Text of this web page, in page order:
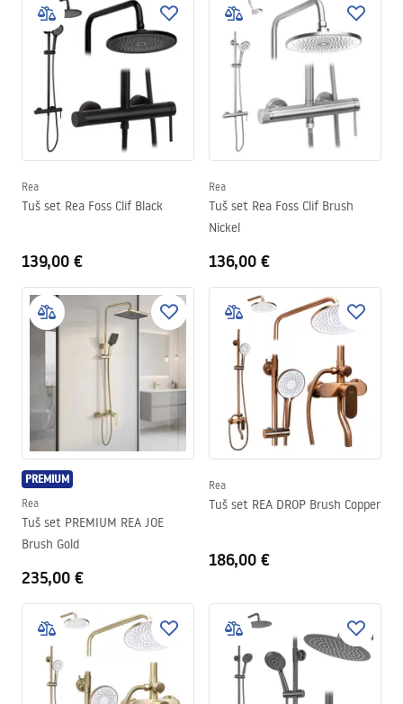
Rea
Tuš set Rea Foss Clif Black
139,00 €
Rea
Tuš set Rea Foss Clif Brush
Nickel
136,00 €
PREMIUM
Rea
Tuš set PREMIUM REA JOE
Brush Gold
235,00 €
Rea
Tuš set REA DROP Brush Copper
186,00 €